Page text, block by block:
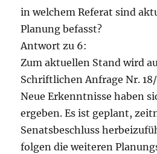
in welchem Referat sind
Planung befasst?
Antwort zu 6:
Zum aktuellen Stand wird
Schriftlichen Anfrage Nr.
Neue Erkenntnisse haben
ergeben. Es ist geplant,
Senatsbeschluss
folgen die weiteren